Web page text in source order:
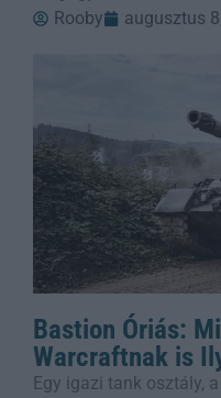
Rooby
augusztus
Bastion Óriás:
Warcraftnak is
Egy igazi tank osztály,